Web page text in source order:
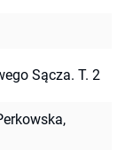
Sącza. T. 2